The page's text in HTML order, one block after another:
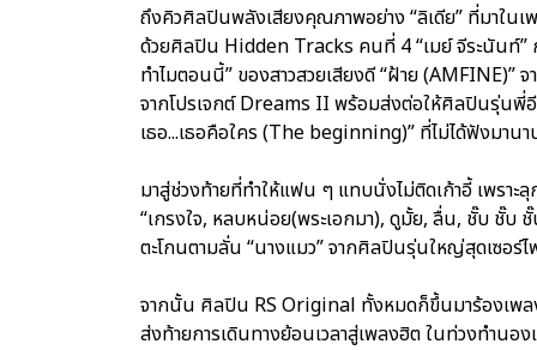
ถึงคิวศิลปินพลังเสียงคุณภาพอย่าง “ลิเดีย” ที่มาในเพ
ด้วยศิลปิน Hidden Tracks คนที่ 4 “เมย์ จีระนันท์”
ทำไมตอนนี้” ของสาวสวยเสียงดี “ฝ้าย
จากโปรเจกต์ Dreams II พร้อมส่งต่อให้ศิลปินรุ่นพี่อี
เธอ...เธอคือใคร (The beginning)” ที่ไม่ได้ฟังมาน
มาสู่ช่วงท้ายที่ทำให้แฟน ๆ แทบนั่งไม่ติดเก้าอี้ เพรา
“เกรงใจ, หลบหน่อย(พระเอกมา), ดูมั้ย, ลื่น, ชั๊บ ชั๊บ
ตะโกนตามลั่น “นางแมว” จากศิลปินรุ่นใหญ่สุดเซอร์ไ
จากนั้น ศิลปิน RS Original ทั้งหมดก็ขึ้นมาร้องเพล
ส่งท้ายการเดินทางย้อนเวลาสู่เพลงฮิต ในท่วงทำนอ